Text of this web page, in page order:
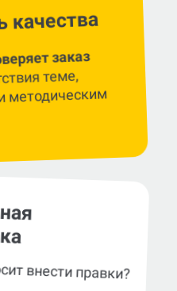
качества
заказ
теме,
методическим
внести правки?